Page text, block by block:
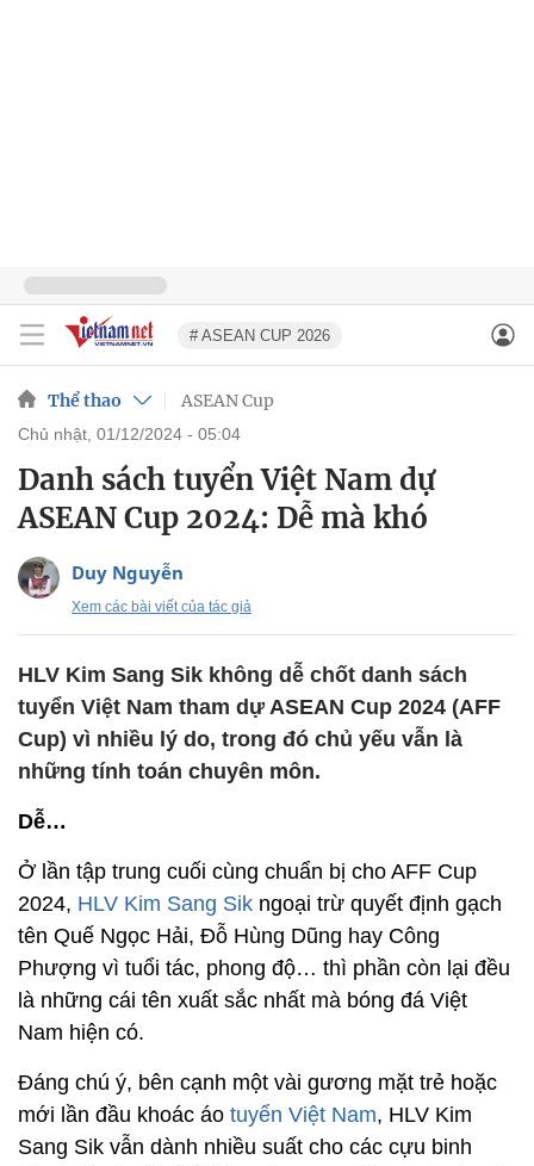
# ASEAN CUP 2026
Thể thao ASEAN Cup
chủ nhật, 01/12/2024 - 05:04
Danh sách tuyển Việt Nam dự
ASEAN Cup 2024: Dễ mà khó
Duy Nguyễn
Xem các bài viết của tác giả
HLV Kim Sang Sik không dễ chốt danh sách
tuyển Việt Nam tham dự ASEAN Cup 2024 (AFF
Cup) vì nhiều lý do, trong đó chủ yếu vẫn là
những tính toán chuyên môn.
Dễ…
Ở lần tập trung cuối cùng chuẩn bị cho AFF Cup
2024, HLV Kim Sang Sik ngoại trừ quyết định gạch
tên Quế Ngọc Hải, Đỗ Hùng Dũng hay Công
Phượng vì tuổi tác, phong độ… thì phần còn lại đều
là những cái tên xuất sắc nhất mà bóng đá Việt
Nam hiện có.
Đáng chú ý, bên cạnh một vài gương mặt trẻ hoặc
mới lần đầu khoác áo tuyển Việt Nam, HLV Kim
Sang Sik vẫn dành nhiều suất cho các cựu binh